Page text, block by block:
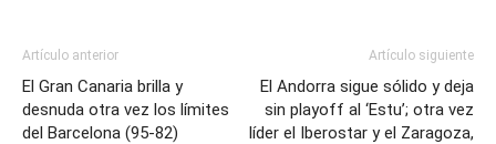
Artículo anterior
El Gran Canaria brilla y
desnuda otra vez los límites
del Barcelona (95-82)
Artículo siguiente
El Andorra sigue sólido y deja
sin playoff al ‘Estu’; otra vez
líder el Iberostar y el Zaragoza,